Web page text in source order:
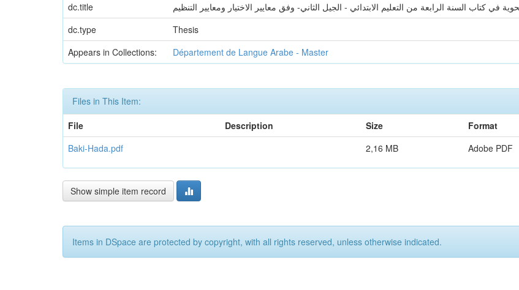
dc.title
في كتاب السنة الرابعة من التعليم الابتدائي - الجيل الثاني- وفق معايير الاختيار ومعايير التنظيم
dc.type
Thesis
Appears in Collections:
Département de Langue Arabe - Master
Files in This Item:
File
Description Size
Format
Baki-Hada.pdf
2,16 MB Adobe PDF
Show simple item record
Items in DSpace are protected by copyright, with all rights reserved, unless otherwise indicated.